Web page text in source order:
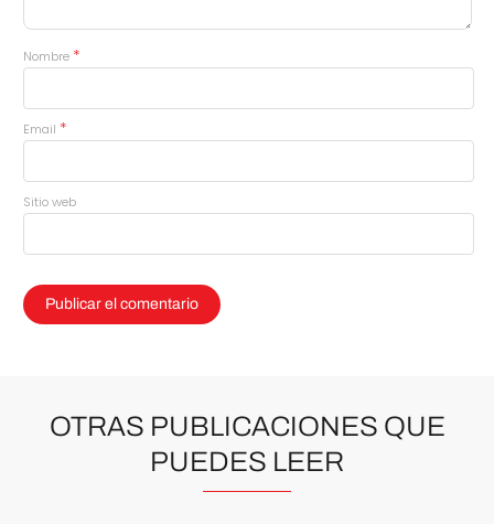
Nombre *
Email *
Sitio web
OTRAS PUBLICACIONES QUE
PUEDES LEER